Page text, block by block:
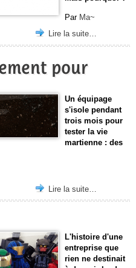
Par Ma~
Lire la suite…
pour
Un équipage
s'isole pendant
trois mois pour
tester la vie
martienne : des
Lire la suite…
L'histoire d'une
entreprise que
rien ne destinait